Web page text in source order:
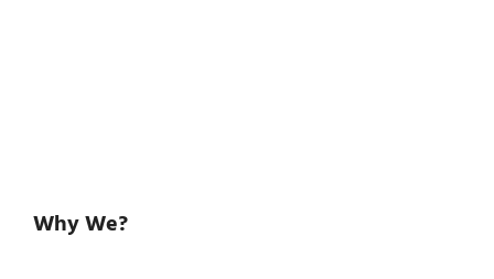
Why We?